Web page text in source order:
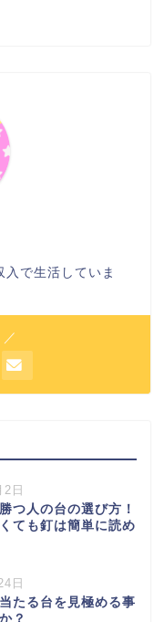
で生活していま
日
つ人の台の選び方！
ても釘は簡単に読め
日
たる台を見極める事
？